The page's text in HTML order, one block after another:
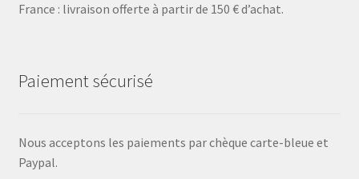
France : livraison offerte à partir de 150 € d’achat.
Paiement sécurisé
Nous acceptons les paiements par chèque carte-bleue et
Paypal.